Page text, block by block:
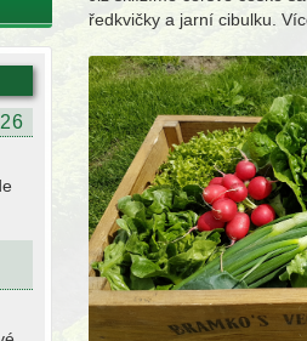
ředkvičky a jarní cibulku.